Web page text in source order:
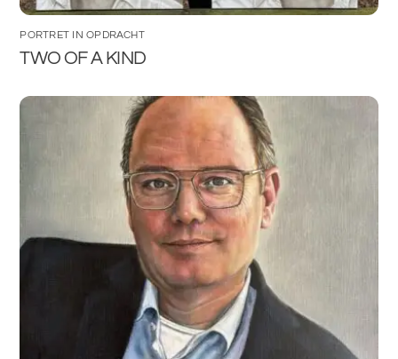
PORTRET IN OPDRACHT
TWO OF A KIND